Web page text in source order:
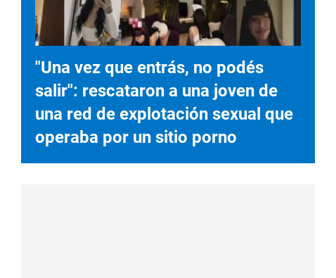
"Una vez que entrás, no podés
salir": rescataron a una joven de
una red de explotación sexual que
operaba por un sitio porno